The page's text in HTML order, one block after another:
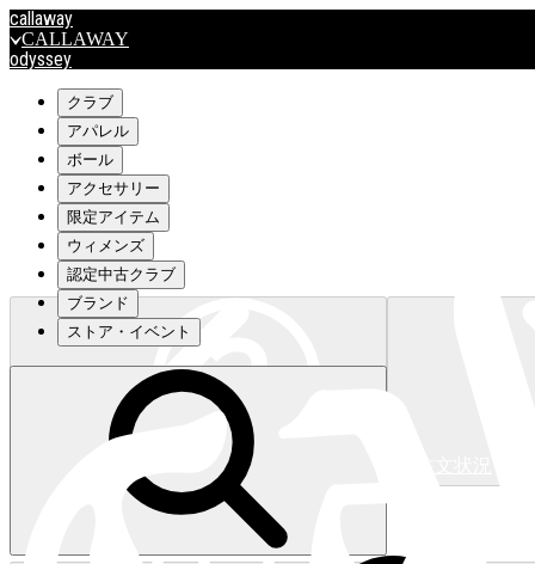
callaway
CALLAWAY
odyssey
travismathew
outlet
OUTLET
キャロウェイアパレルはこちら>>>
キャロウェイアパレルはこちら>>>
クラブ
アパレル
ボール
アクセサリー
限定アイテム
ウィメンズ
認定中古クラブ
ブランド
ストア・イベント